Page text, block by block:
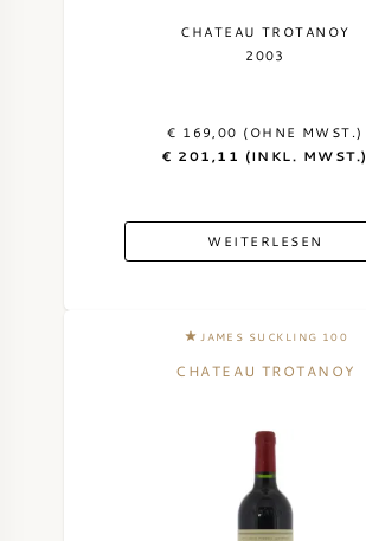
CHATEAU TROTANOY
2003
€ 169,00 (OHNE MWST.)
€ 201,11 (INKL. MWST.)
WEITERLESEN
JAMES SUCKLING 100
CHATEAU TROTANOY